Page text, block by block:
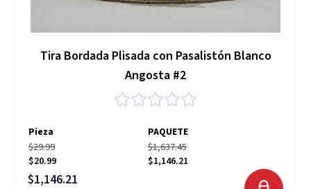
Tira Bordada Plisada con Pasalistón Blanco
Angosta #2
Pieza
PAQUETE
$29.99
$20.99
$1,637.45
$1,146.21
Precio especial
$1,146.21